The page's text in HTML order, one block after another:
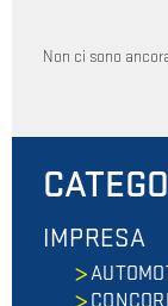
Non ci sono
IMPRESA